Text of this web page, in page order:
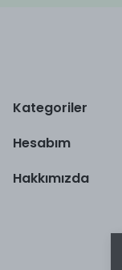
Kategoriler
Hesabım
Hakkımızda